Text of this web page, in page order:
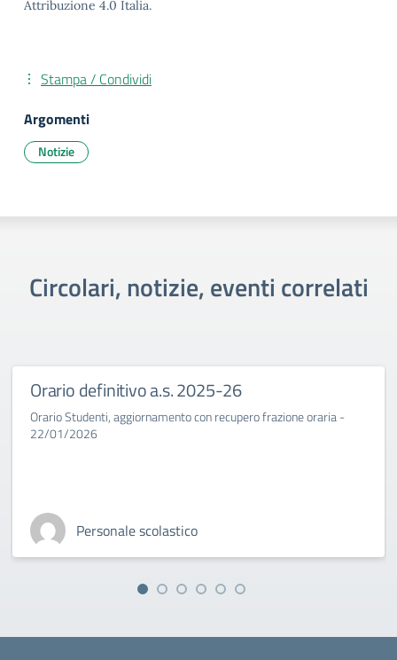
Attribuzione 4.0 Italia.
Stampa / Condividi
Argomenti
Notizie
Circolari, notizie, eventi correlati
Orario definitivo a.s. 2025-26
Orario Studenti, aggiornamento con recupero frazione oraria -
22/01/2026
Personale scolastico